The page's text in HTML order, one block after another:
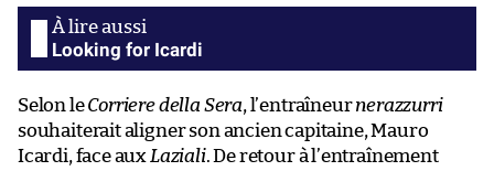
Looking for Icardi
Selon leCorriere della Sera, l’entraîneurnerazzurri
souhaiterait aligner son ancien capitaine, Mauro
Icardi, face aux Laziali. De retour à l’entraînement